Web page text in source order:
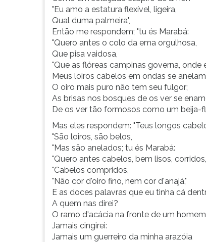
"Eu amo a estatura flexível, ligeira,
Qual duma palmeira",
Então me respondem; "tu és Marabá:
"Quero antes o colo da ema orgulhosa,
Que pisa vaidosa,
"Que as flóreas campinas governa, onde
Meus loiros cabelos em ondas se
O oiro mais puro não tem seu fulgor;
As brisas nos bosques de os ver se
De os ver tão formosos como um beija-
Mas eles respondem: "Teus longos
"São loiros, são belos,
"Mas são anelados; tu és Marabá:
"Quero antes cabelos, bem lisos, corridos,
"Cabelos compridos,
"Não cor d'oiro fino, nem cor d'anajá,"
E as doces palavras que eu tinha cá
A quem nas direi?
O ramo d'acácia na fronte de um homem
Jamais cingirei:
Jamais um guerreiro da minha arazóia